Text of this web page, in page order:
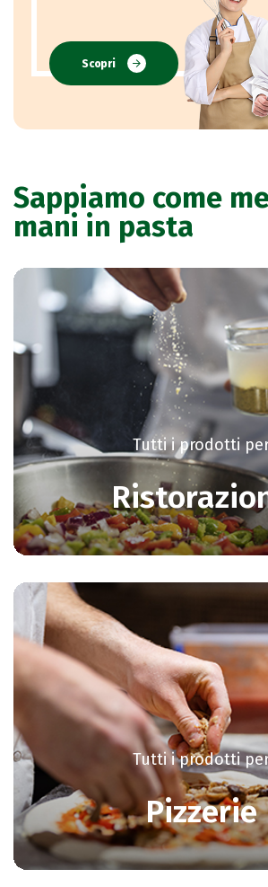
Scopri
Sappiamo come
mani in pasta
Tutti i prodotti
Tutti i prodotti
Pizzerie